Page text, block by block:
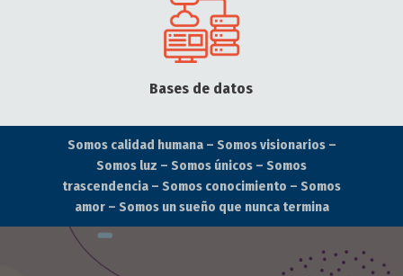
Bases de datos
Somos calidad humana – Somos visionarios –
Somos luz – Somos únicos – Somos
trascendencia – Somos conocimiento – Somos
amor – Somos un sueño que nunca termina